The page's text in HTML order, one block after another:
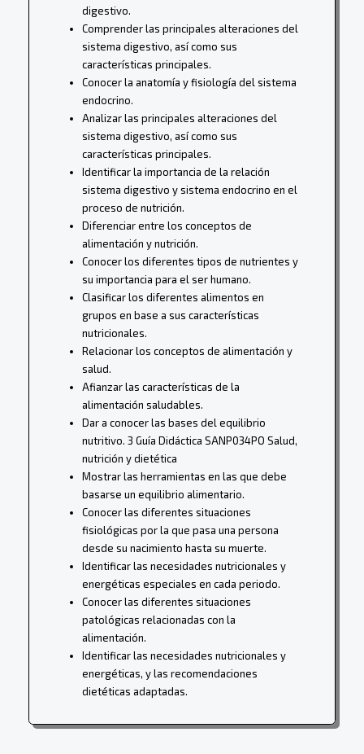
digestivo.
Comprender las principales alteraciones del
sistema digestivo, así como sus
características principales.
Conocer la anatomía y fisiología del sistema
endocrino.
Analizar las principales alteraciones del
sistema digestivo, así como sus
características principales.
Identificar la importancia de la relación
sistema digestivo y sistema endocrino en el
proceso de nutrición.
Diferenciar entre los conceptos de
alimentación y nutrición.
Conocer los diferentes tipos de nutrientes y
su importancia para el ser humano.
Clasificar los diferentes alimentos en
grupos en base a sus características
nutricionales.
Relacionar los conceptos de alimentación y
salud.
Afianzar las características de la
alimentación saludables.
Dar a conocer las bases del equilibrio
nutritivo. 3 Guía Didáctica SANP034PO Salud,
nutrición y dietética
Mostrar las herramientas en las que debe
basarse un equilibrio alimentario.
Conocer las diferentes situaciones
fisiológicas por la que pasa una persona
desde su nacimiento hasta su muerte.
Identificar las necesidades nutricionales y
energéticas especiales en cada periodo.
Conocer las diferentes situaciones
patológicas relacionadas con la
alimentación.
Identificar las necesidades nutricionales y
energéticas, y las recomendaciones
dietéticas adaptadas.